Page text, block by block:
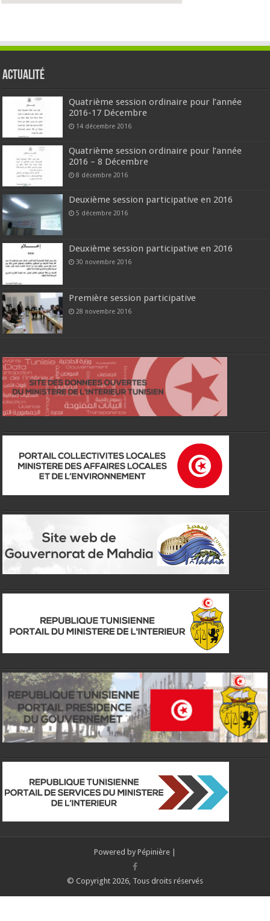
Actualité
Quatrième session ordinaire pour l’année
2016-17 Décembre
14 décembre 2016
Quatrième session ordinaire pour l’année
2016 – 8 Décembre
8 décembre 2016
Deuxième session participative en 2016
5 décembre 2016
Deuxième session participative en 2016
30 novembre 2016
Première session participative
28 novembre 2016
Powered by Pépinière |
© Copyright 2026, Tous droits réservés